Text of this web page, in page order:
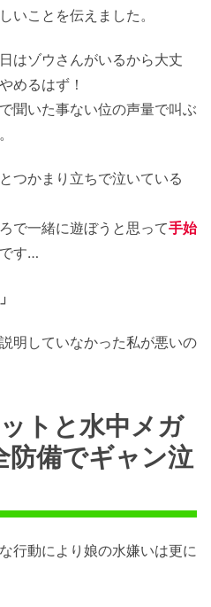
いことを伝えました。
はゾウさんがいるから大丈
めるはず！
聞いた事ない位の声量で叫ぶ
つかまり立ちで泣いている
で一緒に遊ぼうと思って手始
す…
明していなかった私が悪いの
トと水中メガ
防備でギャン泣
行動により娘の水嫌いは更に